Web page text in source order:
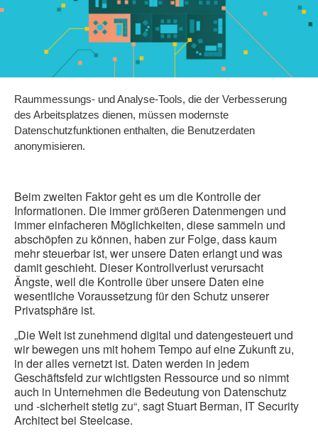
Raummessungs- und Analyse-Tools, die der Verbesserung
des Arbeitsplatzes dienen, müssen modernste
Datenschutzfunktionen enthalten, die Benutzerdaten
anonymisieren.
Beim zweiten Faktor geht es um die Kontrolle der
Informationen. Die immer größeren Datenmengen und
immer einfacheren Möglichkeiten, diese sammeln und
abschöpfen zu können, haben zur Folge, dass kaum
mehr steuerbar ist, wer unsere Daten erlangt und was
damit geschieht. Dieser Kontrollverlust verursacht
Ängste, weil die Kontrolle über unsere Daten eine
wesentliche Voraussetzung für den Schutz unserer
Privatsphäre ist.
„Die Welt ist zunehmend digital und datengesteuert und
wir bewegen uns mit hohem Tempo auf eine Zukunft zu,
in der alles vernetzt ist. Daten werden in jedem
Geschäftsfeld zur wichtigsten Ressource und so nimmt
auch in Unternehmen die Bedeutung von Datenschutz
und -sicherheit stetig zu“, sagt Stuart Berman, IT Security
Architect bei Steelcase.